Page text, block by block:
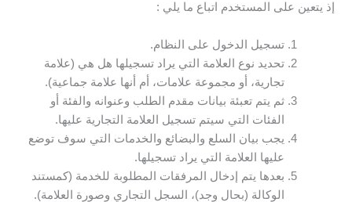
إذ يتعين على المستخدم اتباع ما يلي :
تسجيل الدخول على النظام.
تحديد نوع العلامة التي يراد تسجيلها هل هي (علامة
تجارية، أو مجموعة علامات، أم أنها علامة جماعية).
ثم يتم تعبئة بيانات مقدم الطلب وعنوانه والفئة أو
الفئات التي سيتم تسجيل العلامة التجارية عليها.
يجب بيان السلع والبضائع والخدمات التي سوف توضع
عليها العلامة التي يراد تسجيلها.
بعدها يتم إدخال المرفقات المطلوبة للخدمة (كمستند
الوكالة (بحال وجد)، السجل التجاري وصورة العلامة).